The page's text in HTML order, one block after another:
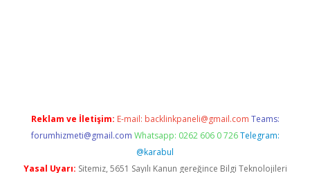
Reklam ve İletişim: E-mail: backlinkpaneli@gmail.com Teams:
forumhizmeti@gmail.com Whatsapp: 0262 606 0 726 Telegram:
@karabul
Yasal Uyarı: Sitemiz, 5651 Sayılı Kanun gereğince Bilgi Teknolojileri